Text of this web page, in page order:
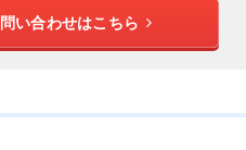
い合わせはこちら